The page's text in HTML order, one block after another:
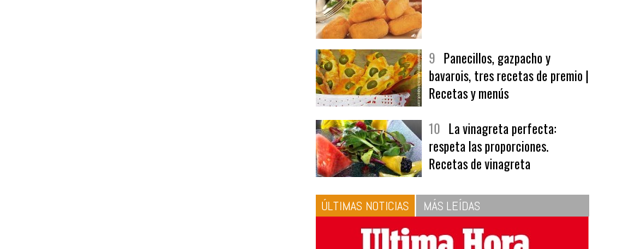
bavarois, tres recetas de premio |
Recetas y menús
respeta las proporciones.
Recetas de vinagreta